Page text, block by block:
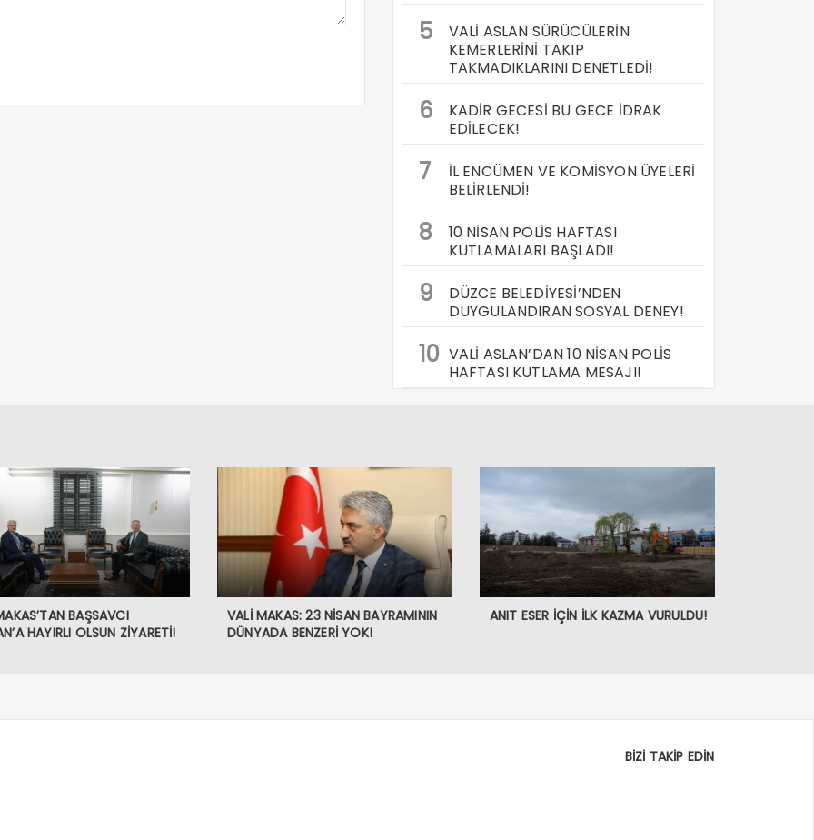
5
VALİ ASLAN SÜRÜCÜLERİN
KEMERLERİNİ TAKIP
TAKMADIKLARINI DENETLEDİ!
6
KADİR GECESİ BU GECE İDRAK
EDİLECEK!
7
İL ENCÜMEN VE KOMİSYON ÜYELERİ
BELİRLENDİ!
8
10 NİSAN POLİS HAFTASI
KUTLAMALARI BAŞLADI!
9
DÜZCE BELEDİYESİ’NDEN
DUYGULANDIRAN SOSYAL DENEY!
10 VALİ ASLAN’DAN 10 NİSAN POLİS
HAFTASI KUTLAMA MESAJI!
BAŞSAVCI
HAYIRLI OLSUN ZİYARETİ!
VALİ MAKAS: 23 NİSAN BAYRAMININ
DÜNYADA BENZERİ YOK!
ANIT ESER İÇİN İLK KAZMA VURULDU!
BİZİ TAKİP EDİN